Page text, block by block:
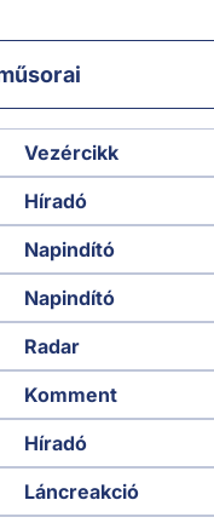
Vezércikk
Híradó
Napindító
Napindító
Radar
Komment
Híradó
Láncreakció